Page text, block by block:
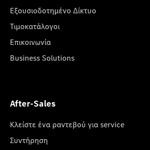
Εξουσιοδοτημένο Δίκτυο
Τιμοκατάλογοι
Επικοινωνία
Business Solutions
After-Sales
Κλείστε ένα ραντεβού για service
Συντήρηση